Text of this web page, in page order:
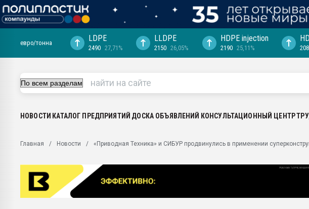
ближайшее подмосковье, с.-в.
Подмосковье, Москва
первый план в переработке
28.07.2026 "Технониколь" довольна
ситуацией на строительном рынке
Всё, что касается выдува ПЭТ
Материал поверхности пуансона для
евро/тонна LDPE
2490 27,71%
LLDPE
2150 26,05%
HDPE injection
2190 25,11%
НОВОСТИ КАТАЛОГ ПРЕДПРИЯТИЙ ДОСКА ОБЪЯВЛЕНИЙ КОНСУЛЬТАЦИОННЫЙ ЦЕНТР
Главная Новости «Приводная Техника» и СИБУР продвинулись в применении